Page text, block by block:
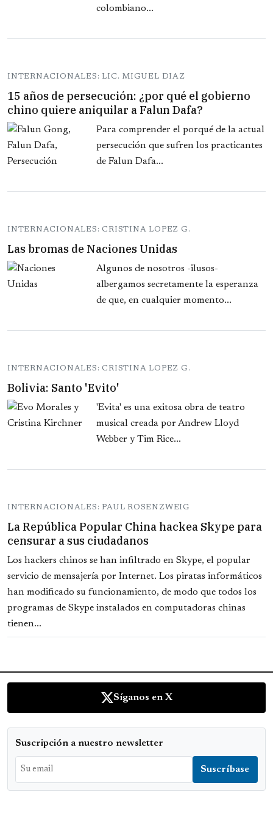
colombiano...
INTERNACIONALES: LIC. MIGUEL DIAZ
15 años de persecución: ¿por qué el gobierno
chino quiere aniquilar a Falun Dafa?
Para comprender el porqué de la actual
persecución que sufren los practicantes
de Falun Dafa...
INTERNACIONALES: CRISTINA LOPEZ G.
Las bromas de Naciones Unidas
Algunos de nosotros -ilusos-
albergamos secretamente la esperanza
de que, en cualquier momento...
INTERNACIONALES: CRISTINA LOPEZ G.
Bolivia: Santo 'Evito'
'Evita' es una exitosa obra de teatro
musical creada por Andrew Lloyd
Webber y Tim Rice...
INTERNACIONALES: PAUL ROSENZWEIG
La República Popular China hackea Skype para
censurar a sus ciudadanos
Los hackers chinos se han infiltrado en Skype, el popular
servicio de mensajería por Internet. Los piratas informáticos
han modificado su funcionamiento, de modo que todos los
programas de Skype instalados en computadoras chinas
tienen...
Síganos en X
Suscripción a nuestro newsletter